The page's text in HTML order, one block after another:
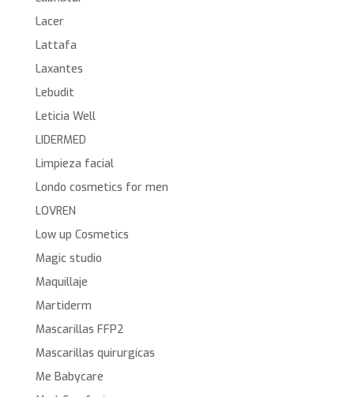
Lacer
Lattafa
Laxantes
Lebudit
Leticia Well
LIDERMED
Limpieza facial
Londo cosmetics for men
LOVREN
Low up Cosmetics
Magic studio
Maquillaje
Martiderm
Mascarillas FFP2
Mascarillas quirurgícas
Me Babycare